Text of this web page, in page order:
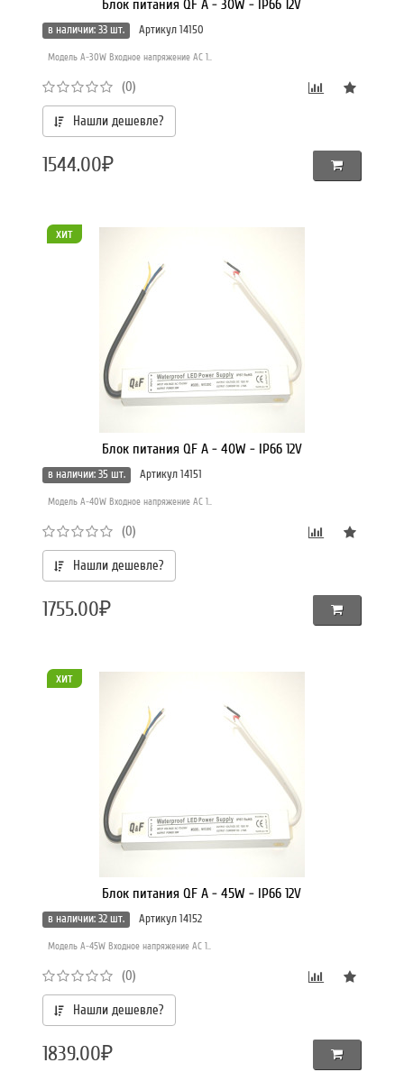
Блок питания QF A - 30W - IP66 12V
в наличии: 33 шт. Артикул 14150
Модель A-30W Входное напряжение AC 1..
(0)
Нашли дешевле?
1544.00₽
хит
Блок питания QF A - 40W - IP66 12V
в наличии: 35 шт. Артикул 14151
Модель A-40W Входное напряжение AC 1..
(0)
Нашли дешевле?
1755.00₽
хит
Блок питания QF A - 45W - IP66 12V
в наличии: 32 шт. Артикул 14152
Модель A-45W Входное напряжение AC 1..
(0)
Нашли дешевле?
1839.00₽